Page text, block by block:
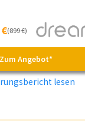
(899 €)
Zum Angebot*
lesen